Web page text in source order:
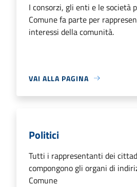
I consorzi, gli enti e le società
Comune fa parte per
interessi della comunità.
VAI ALLA PAGINA
Politici
Tutti i rappresentanti dei
compongono gli organi di
Comune